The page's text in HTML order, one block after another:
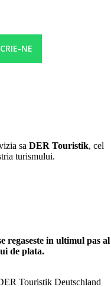
NE
sa DER Touristik, cel
turismului.
regaseste in ultimul pas al
de plata.
Touristik Deutschland